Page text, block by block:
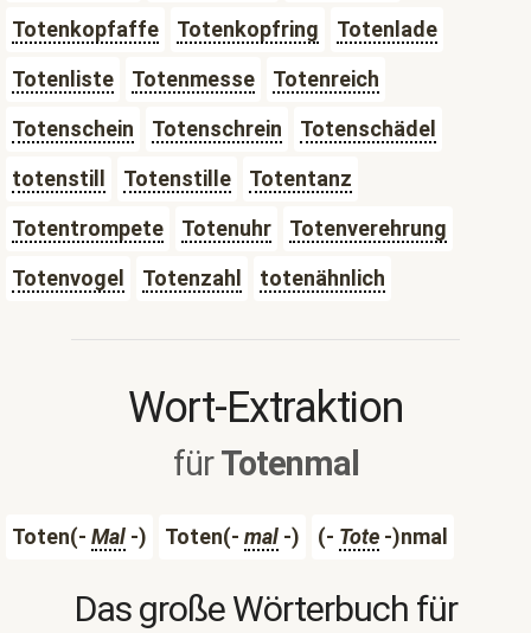
Totenkopfaffe
Totenkopfring
Totenlade
Totenliste
Totenmesse
Totenreich
Totenschein
Totenschrein
Totenschädel
totenstill
Totenstille
Totentanz
Totentrompete
Totenuhr
Totenverehrung
Totenvogel
Totenzahl totenähnlich
Wort-Extraktion
fürTotenmal
Toten(- Mal -) Toten(- mal -) (- Tote -)nmal
Das große Wörterbuch für